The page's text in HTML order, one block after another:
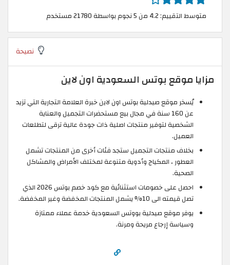
متوسط التقييم: 4.2 من 5 نجوم بواسطة 21780 مستخدم
نصيحة
مزايا موقع بوتس السعودية اون لاين
يُسخر موقع صيدلية بوتس اون لاين خبرة العلامة التجارية التي تزيد
عن 160 سنة في مجال بيع مستحضرات التجميل والعناية
الشخصية لتوفير منتجات اصلية ذات جودة عالية ترقى لتطلعات
العميل.
بخلاف منتجات التجميل ستجد فئات أخرى من المنتجات تشمل
العطور ، المكياج وأدوية متنوعة لمختلف الأمراض والمشاكل
الصحية.
احصل على خصومات استثنائية مع كود خصم بوتس 2026 الذي
تصل قيمته الى 10% يشمل المنتجات المخفضة وغير المخفضة.
يوفر موقع صيدلية بووتس السعودية خدمة عملاء ممتازة
وسياسة إرجاع مريحة ومرنة.